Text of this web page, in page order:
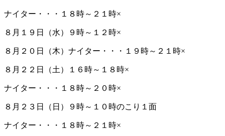
ナイター・・・１８時～２１時×
８月１９日（水）９時～１２時×
８月２０日（木）ナイター・・・１９時～２１時×
８月２２日（土）１６時～１８時×
ナイター・・・１８時～２０時×
８月２３日（日）９時～１０時のこり１面
ナイター・・・１８時～２１時×